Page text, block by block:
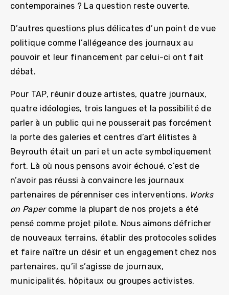
contemporaines ? La question reste ouverte.
D’autres questions plus délicates d’un point de vue
politique comme l’allégeance des journaux au
pouvoir et leur financement par celui-ci ont fait
débat.
Pour TAP, réunir douze artistes, quatre journaux,
quatre idéologies, trois langues et la possibilité de
parler à un public qui ne pousserait pas forcément
la porte des galeries et centres d’art élitistes à
Beyrouth était un pari et un acte symboliquement
fort. Là où nous pensons avoir échoué, c’est de
n’avoir pas réussi à convaincre les journaux
partenaires de pérenniser ces interventions. Works
on Papercomme la plupart de nos projets a été
pensé comme projet pilote. Nous aimons défricher
de nouveaux terrains, établir des protocoles solides
et faire naître un désir et un engagement chez nos
partenaires, qu’il s’agisse de journaux,
municipalités, hôpitaux ou groupes activistes.